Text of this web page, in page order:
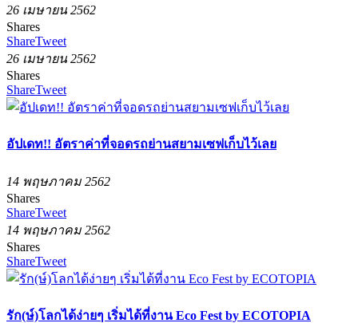
26 เมษายน 2562
Shares
ShareTweet
26 เมษายน 2562
Shares
ShareTweet
อัปเดท!! อัตราค่าที่จอดรถย่านสยามเซฟเก็บไว้เลย
14 พฤษภาคม 2562
Shares
ShareTweet
14 พฤษภาคม 2562
Shares
ShareTweet
รัก(ษ์)โลกได้ง่ายๆ เริ่มได้ที่งาน Eco Fest by ECOTOPIA